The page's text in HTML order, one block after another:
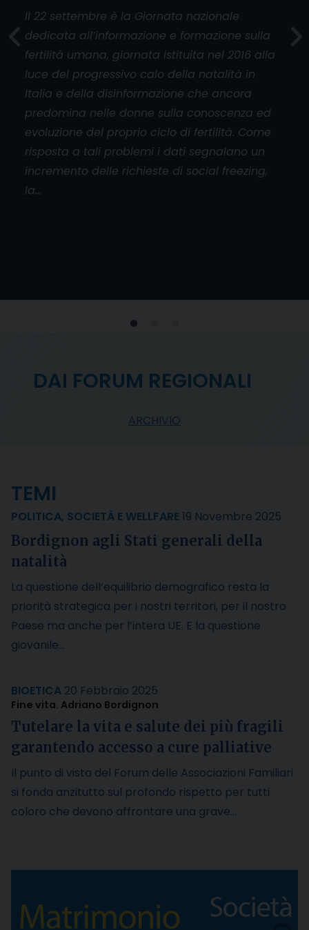
Il 22 settembre è la Giornata nazionale
dedicata all’informazione e formazione sulla
fertilità umana, giornata istituita nel 2016 alla
luce del progressivo calo della natalità in
Italia e della disinformazione che ancora
predomina nelle donne sulla conoscenza ed
evoluzione del proprio ciclo di fertilità. Come
risposta a tali problemi i dati segnalano un
incremento delle richieste di social freezing,
la…
La
DAI FORUM REGIONALI
ARCHIVIO
TEMI
POLITICA, SOCIETÀ E WELLFARE 19 Novembre 2025
Bordignon agli Stati generali della
natalità
La questione dell’equilibrio demografico resta la
priorità strategica per i nostri territori, per il nostro
Paese ma anche per l’intera UE. E la questione
giovanile…
BIOETICA 20 Febbraio 2025
Fine vita. Adriano Bordignon
Tutelare la vita e salute dei più fragili
garantendo accesso a cure palliative
Il punto di vista del Forum delle Associazioni Familiari
si fonda anzitutto sul profondo rispetto per tutti
coloro che devono affrontare una grave…